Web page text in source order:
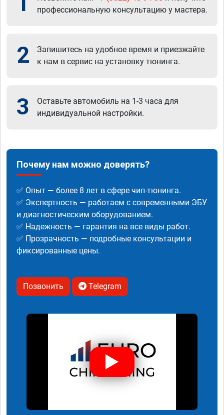
профессиональную консультацию у мастера.
2
Запишитесь на удобное время и приезжайте
к нам в сервис на установку тюнинга.
3
Оставьте автомобиль на 1-3 часа для
индивидуальной настройки.
Почему нам можно доверять?
✅ Опыт — более 8 лет в сфере чип-тюнинга.
✅ Экспертность — работаем с современными ЭБУ
и диагностическим оборудованием.
✅ Надежность — гарантия на все виды работ.
✅ Прозрачность — подробные консультации и
фиксированные цены.
Позвонить Telegram